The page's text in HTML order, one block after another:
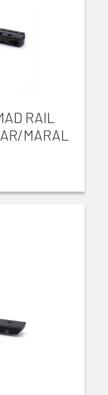
RAIL
MARAL